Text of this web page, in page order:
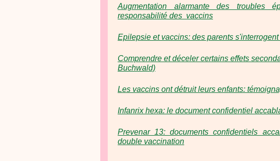
Augmentation alarmante des troubles
responsabilité des vaccins
Epilepsie et vaccins: des parents
Comprendre et déceler certains effets
Buchwald)
Les vaccins ont détruit leurs enfants:
Infanrix hexa: le document confidentiel
Prevenar 13: documents confidentiels
double vaccination